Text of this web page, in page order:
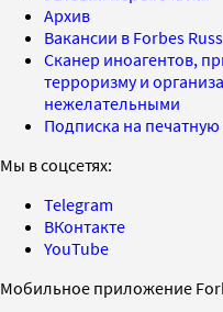
Архив
Вакансии в Forbes
Сканер иноагентов,
терроризму и
нежелательными
Подписка на
Мы в соцсетях:
Telegram
ВКонтакте
YouTube
Мобильное приложение